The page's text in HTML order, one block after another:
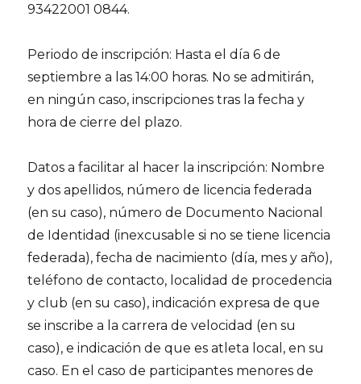
93422001 0844.
Periodo de inscripción: Hasta el día 6 de
septiembre a las 14:00 horas. No se admitirán,
en ningún caso, inscripciones tras la fecha y
hora de cierre del plazo.
Datos a facilitar al hacer la inscripción: Nombre
y dos apellidos, número de licencia federada
(en su caso), número de Documento Nacional
de Identidad (inexcusable si no se tiene licencia
federada), fecha de nacimiento (día, mes y año),
teléfono de contacto, localidad de procedencia
y club (en su caso), indicación expresa de que
se inscribe a la carrera de velocidad (en su
caso), e indicación de que es atleta local, en su
caso. En el caso de participantes menores de